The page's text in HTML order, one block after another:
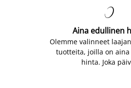

Aina edullinen
Olemme valinneet
tuotteita, joilla on
hinta. Joka